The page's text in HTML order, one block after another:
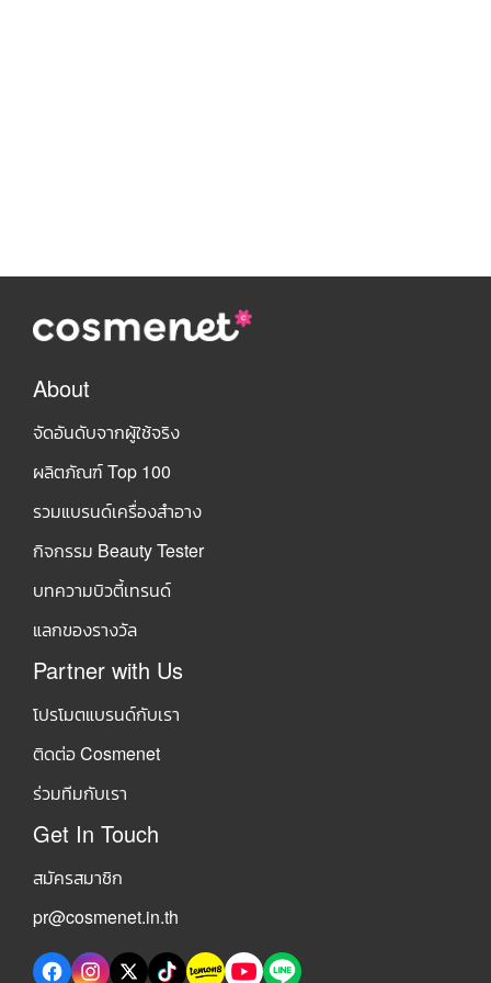
About
จัดอันดับจากผู้ใช้จริง
ผลิตภัณฑ์ Top 100
รวมแบรนด์เครื่องสำอาง
กิจกรรม Beauty Tester
บทความบิวตี้เทรนด์
แลกของรางวัล
Partner with Us
โปรโมตแบรนด์กับเรา
ติดต่อ Cosmenet
ร่วมทีมกับเรา
Get In Touch
สมัครสมาชิก
pr@cosmenet.in.th